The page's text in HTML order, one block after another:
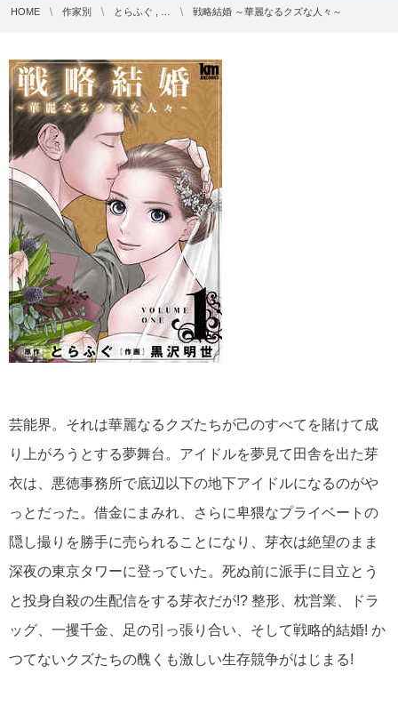
HOME 作家別 とらふぐ , … 戦略結婚 ～華麗なるクズな人々～
芸能界。それは華麗なるクズたちが己のすべてを賭けて成
り上がろうとする夢舞台。アイドルを夢見て田舎を出た芽
衣は、悪徳事務所で底辺以下の地下アイドルになるのがや
っとだった。借金にまみれ、さらに卑猥なプライベートの
隠し撮りを勝手に売られることになり、芽衣は絶望のまま
深夜の東京タワーに登っていた。死ぬ前に派手に目立とう
と投身自殺の生配信をする芽衣だが!? 整形、枕営業、ドラ
ッグ、一攫千金、足の引っ張り合い、そして戦略的結婚! か
つてないクズたちの醜くも激しい生存競争がはじまる!